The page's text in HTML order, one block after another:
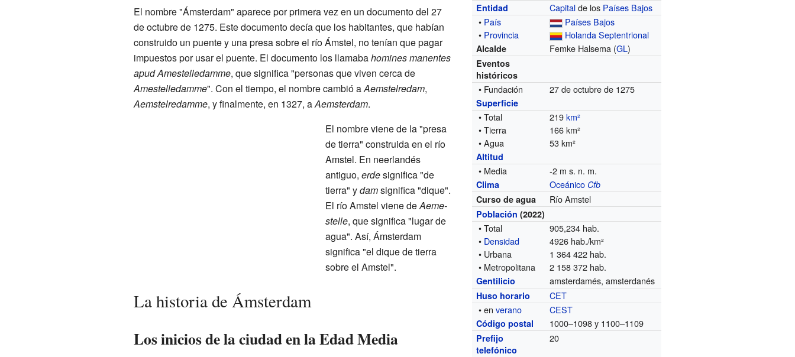
Entidad Capitalde los Países Bajos
• País
Países Bajos
• Provincia Holanda Septentrional
Alcalde Femke Halsema (GL)
Eventos
históricos
• Fundación 27 de octubre de 1275
Superficie
• Total 219km²
• Tierra
166 km²
• Agua
53 km²
Altitud
• Media -2 m s. n. m.
Clima Oceánico Cfb
Curso de agua
Río Amstel
Población (2022)
• Total
905,234 hab.
• Densidad
4926 hab./km²
• Urbana
1 364 422 hab.
• Metropolitana
2 158 372 hab.
Gentilicio amsterdamés, amsterdanés
Huso horario
CET
• enverano CEST
Código postal 1000–1098 y 1100–1109
Prefijo
telefónico
20
El nombre "Ámsterdam" aparece por primera vez en un documento del 27
de octubre de 1275. Este documento decía que los habitantes, que habían
construido un puente y una presa sobre el río Ámstel, no tenían que pagar
impuestos por usar el puente. El documento los llamabahomines manentes
apud Amestelledamme, que significa "personas que viven cerca de
Amestelledamme". Con el tiempo, el nombre cambió aAemstelredam,
Aemstelredamme, y finalmente, en 1327, aAemsterdam.
El nombre viene de la "presa
de tierra" construida en el río
Amstel. En neerlandés
antiguo, erdesignifica "de
tierra" ydamsignifica "dique".
El río Amstel viene deAeme-
stelle, que significa "lugar de
agua". Así, Ámsterdam
significa "el dique de tierra
sobre el Amstel".
La historia de Ámsterdam
Los inicios de la ciudad en la Edad Media